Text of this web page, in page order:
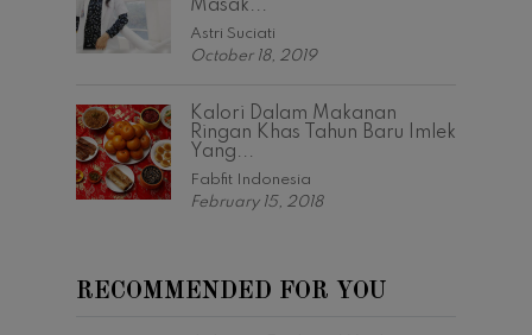
Masak...
Astri Suciati
October 18, 2019
Kalori Dalam Makanan
Ringan Khas Tahun Baru Imlek
Yang...
Fabfit Indonesia
February 15, 2018
RECOMMENDED FOR YOU